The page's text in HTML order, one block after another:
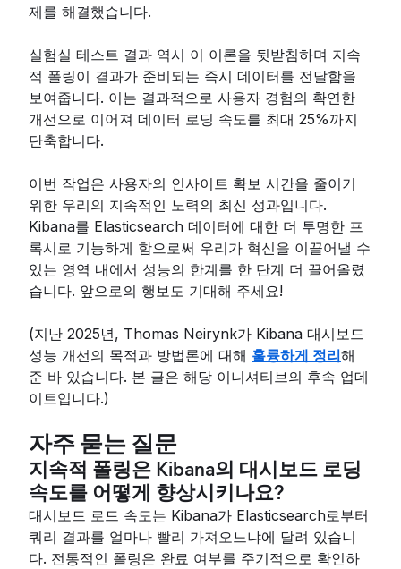
제를 해결했습니다.
실험실 테스트 결과 역시 이 이론을 뒷받침하며 지속
적 폴링이 결과가 준비되는 즉시 데이터를 전달함을
보여줍니다. 이는 결과적으로 사용자 경험의 확연한
개선으로 이어져 데이터 로딩 속도를 최대 25%까지
단축합니다.
이번 작업은 사용자의 인사이트 확보 시간을 줄이기
위한 우리의 지속적인 노력의 최신 성과입니다.
Kibana를 Elasticsearch 데이터에 대한 더 투명한 프
록시로 기능하게 함으로써 우리가 혁신을 이끌어낼 수
있는 영역 내에서 성능의 한계를 한 단계 더 끌어올렸
습니다. 앞으로의 행보도 기대해 주세요!
(지난 2025년, Thomas Neirynk가 Kibana 대시보드
성능 개선의 목적과 방법론에 대해 훌륭하게 정리해
준 바 있습니다. 본 글은 해당 이니셔티브의 후속 업데
이트입니다.)
자주 묻는 질문
지속적 폴링은 Kibana의 대시보드 로딩
속도를 어떻게 향상시키나요?
대시보드 로드 속도는 Kibana가 Elasticsearch로부터
쿼리 결과를 얼마나 빨리 가져오느냐에 달려 있습니
다. 전통적인 폴링은 완료 여부를 주기적으로 확인하